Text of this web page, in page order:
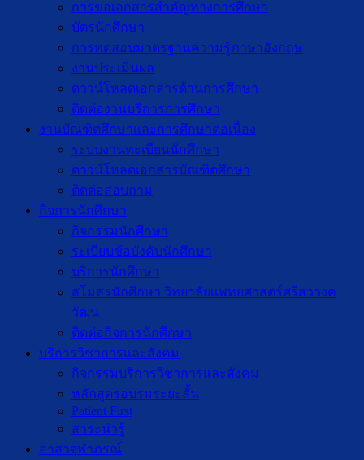
การขอเอกสารสำคัญทางการศึกษา
บัตรนักศึกษา
การทดสอบมาตรฐานความรู้ภาษาอังกฤษ
งานประเมินผล
ดาวน์โหลดเอกสารด้านการศึกษา
ติดต่องานบริการการศึกษา
งานบัณฑิตศึกษาเเละการศึกษาต่อเนื่อง
ระบบงานทะเบียนนักศึกษา
ดาวน์โหลดเอกสารบัณฑิตศึกษา
ติดต่อสอบถาม
กิจการนักศึกษา
กิจกรรมนักศึกษา
ระเบียบข้อบังคับนักศึกษา
บริการนักศึกษา
สโมสรนักศึกษา วิทยาลัยแพทยศาสตร์ศรีสวางค
วัฒน
ติดต่อกิจการนักศึกษา
บริการวิชาการและสังคม
กิจกรรมบริการวิชาการและสังคม
หลักสูตรอบรมระยะสั้น
Patient First
สาระน่ารู้
อาสาจุฬาภรณ์